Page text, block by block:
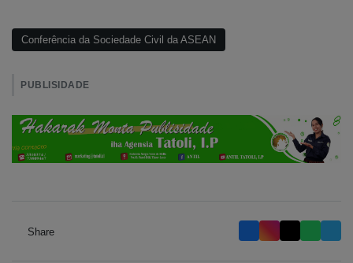
Conferência da Sociedade Civil da ASEAN
PUBLISIDADE
Share